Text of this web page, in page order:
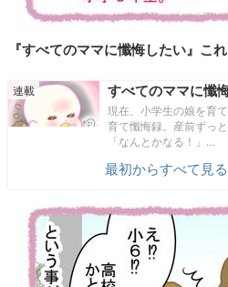
『すべてのママに懺悔したい』こ
すべてのママに懺
現在、小学生の娘を育
育て懺悔録。産前ずっ
「なんとかなる！」…
最初からすべて見る